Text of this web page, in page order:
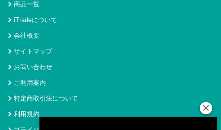
商品一覧
iTradeについて
会社概要
サイトマップ
お問い合わせ
ご利用案内
特定商取引法について
利用規約